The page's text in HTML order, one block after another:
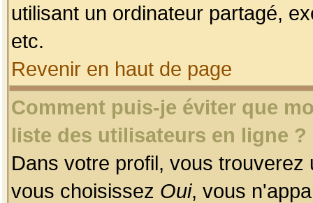
utilisant un ordinateur partagé,
etc.
Revenir en haut de page
Comment puis-je éviter que
liste des utilisateurs en ligne ?
Dans votre profil, vous
vous choisissez Oui, vous